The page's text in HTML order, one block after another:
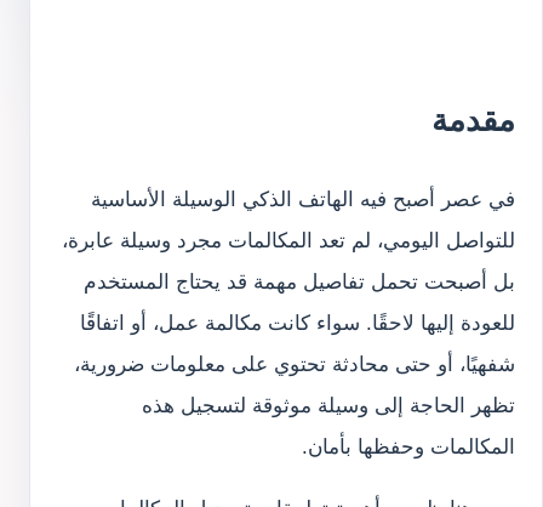
مقدمة
في عصر أصبح فيه الهاتف الذكي الوسيلة الأساسية
للتواصل اليومي، لم تعد المكالمات مجرد وسيلة عابرة،
بل أصبحت تحمل تفاصيل مهمة قد يحتاج المستخدم
للعودة إليها لاحقًا. سواء كانت مكالمة عمل، أو اتفاقًا
شفهيًا، أو حتى محادثة تحتوي على معلومات ضرورية،
تظهر الحاجة إلى وسيلة موثوقة لتسجيل هذه
المكالمات وحفظها بأمان.